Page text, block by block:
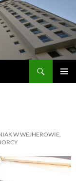
W WEJHEROWIE,